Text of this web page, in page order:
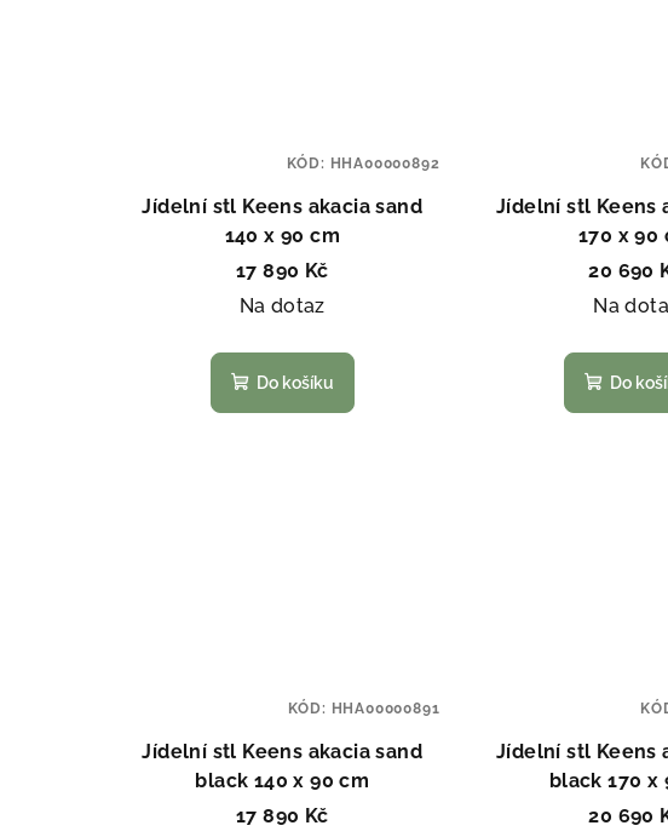
Jídelní stl Keens akacia sand
140 x 90 cm
17 890 Kč
Na dotaz
Do košíku
KÓD: HHA00000892
Jídelní stl Keens
170 x 90
20 690
Na
Do
Jídelní stl Keens akacia sand
black 140 x 90 cm
17 890 Kč
KÓD: HHA00000891
Jídelní stl Keens
black 170 x
20 690